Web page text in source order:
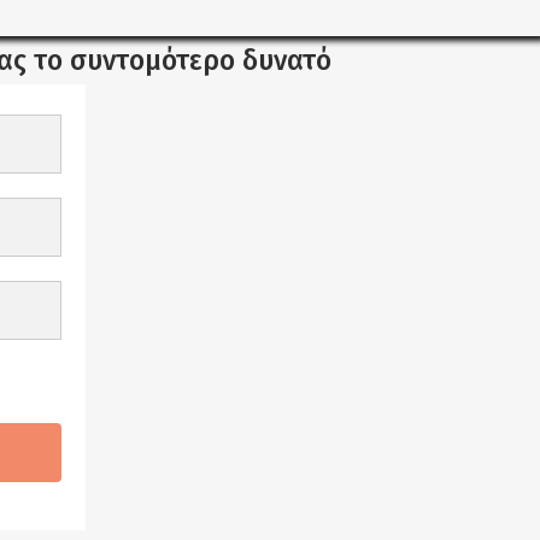
το συντομότερο δυνατό